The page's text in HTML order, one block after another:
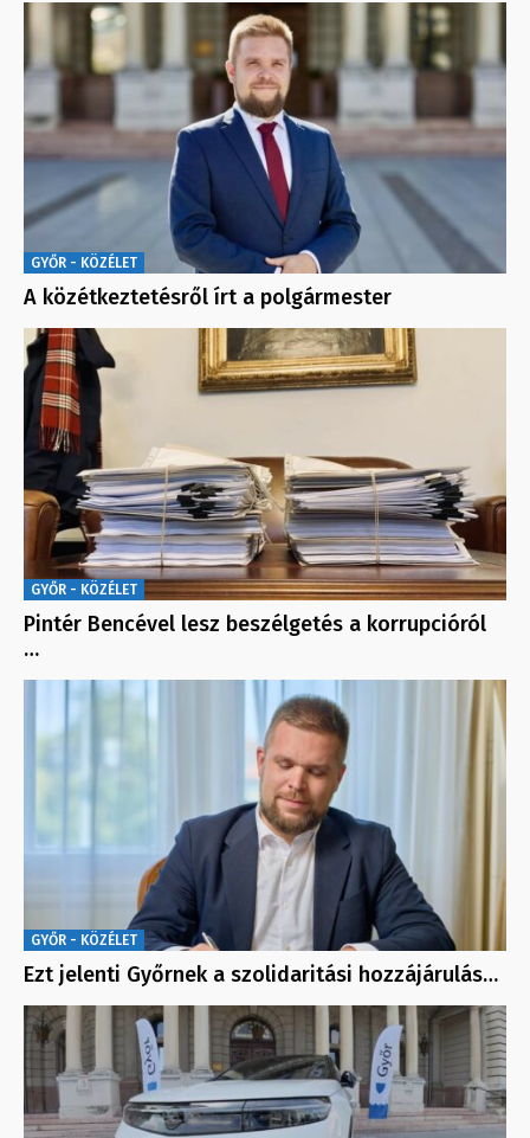
GYŐR - KÖZÉLET
A közétkeztetésről írt a polgármester
GYŐR - KÖZÉLET
Pintér Bencével lesz beszélgetés a korrupcióról
…
GYŐR - KÖZÉLET
Ezt jelenti Győrnek a szolidaritási hozzájárulás…